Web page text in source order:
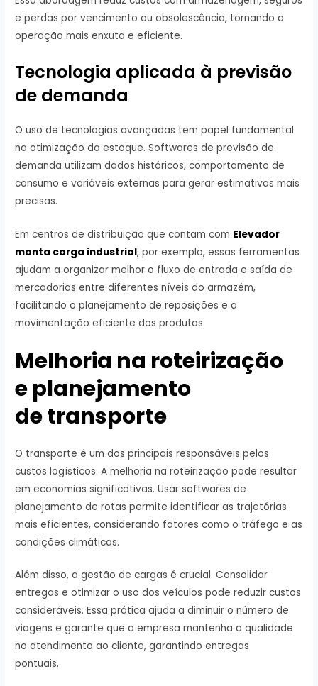
e perdas por vencimento ou obsolescência, tornando a
operação mais enxuta e eficiente.
Tecnologia aplicada à previsão
de demanda
O uso de tecnologias avançadas tem papel fundamental
na otimização do estoque. Softwares de previsão de
demanda utilizam dados históricos, comportamento de
consumo e variáveis externas para gerar estimativas mais
precisas.
Em centros de distribuição que contam com Elevador
monta carga industrial, por exemplo, essas ferramentas
ajudam a organizar melhor o fluxo de entrada e saída de
mercadorias entre diferentes níveis do armazém,
facilitando o planejamento de reposições e a
movimentação eficiente dos produtos.
Melhoria na roteirização
e planejamento
de transporte
O transporte é um dos principais responsáveis pelos
custos logísticos. A melhoria na roteirização pode resultar
em economias significativas. Usar softwares de
planejamento de rotas permite identificar as trajetórias
mais eficientes, considerando fatores como o tráfego e as
condições climáticas.
Além disso, a gestão de cargas é crucial. Consolidar
entregas e otimizar o uso dos veículos pode reduzir custos
consideráveis. Essa prática ajuda a diminuir o número de
viagens e garante que a empresa mantenha a qualidade
no atendimento ao cliente, garantindo entregas
pontuais.